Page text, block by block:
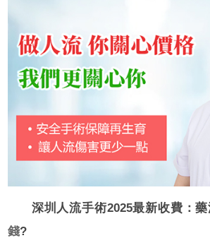
深圳人流手術2025最新收費：
錢?